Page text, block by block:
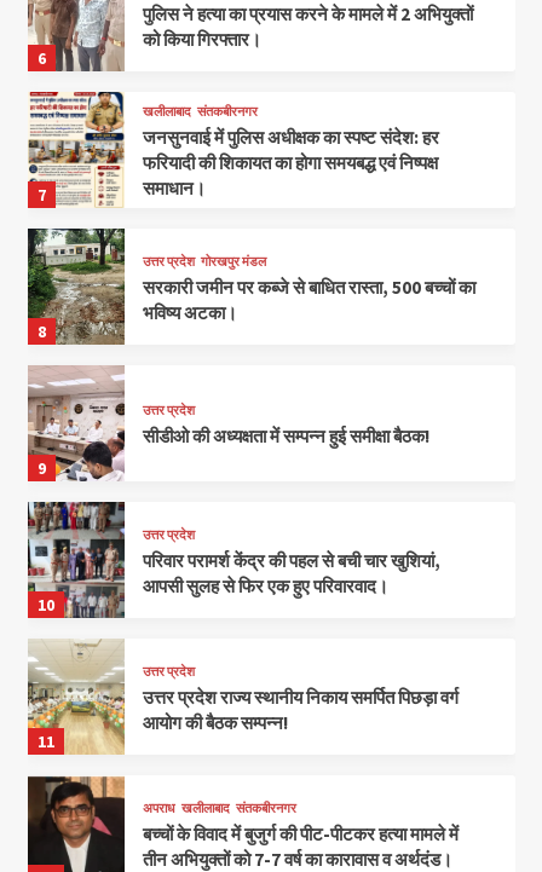
6
पुलिस ने हत्या का प्रयास करने के मामले में 2 अभियुक्तों
को किया गिरफ्तार।
7
खलीलाबाद संतकबीरनगर
जनसुनवाई में पुलिस अधीक्षक का स्पष्ट संदेश: हर
फरियादी की शिकायत का होगा समयबद्ध एवं निष्पक्ष
समाधान।
8
उत्तर प्रदेश गोरखपुर मंडल
सरकारी जमीन पर कब्जे से बाधित रास्ता, 500 बच्चों का
भविष्य अटका।
9
उत्तर प्रदेश
सीडीओ की अध्यक्षता में सम्पन्न हुई समीक्षा बैठक!
10
उत्तर प्रदेश
परिवार परामर्श केंद्र की पहल से बची चार खुशियां,
आपसी सुलह से फिर एक हुए परिवारवाद।
11
उत्तर प्रदेश
उत्तर प्रदेश राज्य स्थानीय निकाय समर्पित पिछड़ा वर्ग
आयोग की बैठक सम्पन्न!
अपराध खलीलाबाद संतकबीरनगर
बच्चों के विवाद में बुजुर्ग की पीट-पीटकर हत्या मामले में
तीन अभियुक्तों को 7-7 वर्ष का कारावास व अर्थदंड।